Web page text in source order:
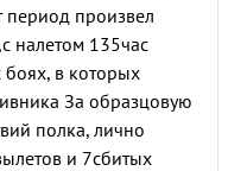
период произвел
налетом 135час
в которых
За образцовую
полка, лично
и 7сбитых